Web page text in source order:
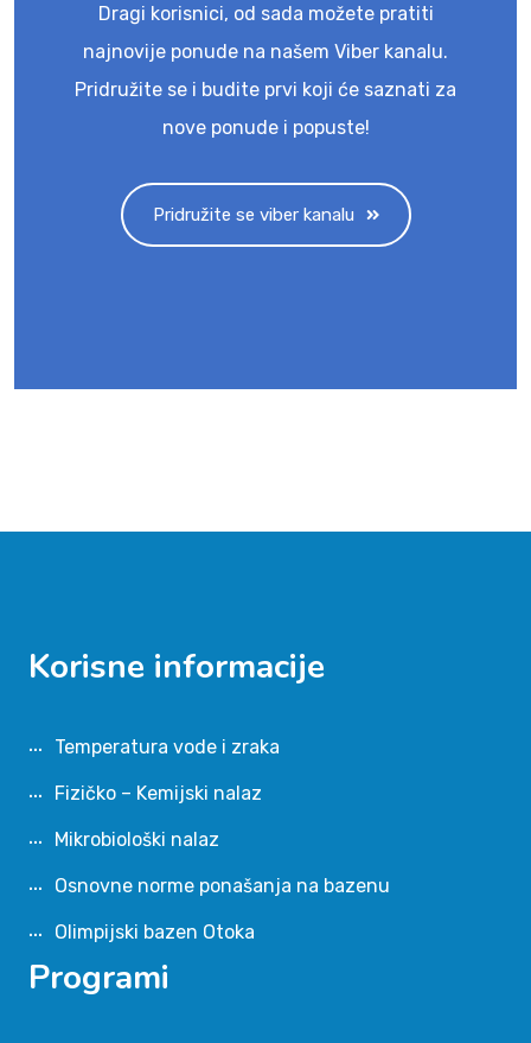
Dragi korisnici, od sada možete pratiti
najnovije ponude na našem Viber kanalu.
Pridružite se i budite prvi koji će saznati za
nove ponude i popuste!
Pridružite se viber kanalu
Korisne informacije
Temperatura vode i zraka
Fizičko – Kemijski nalaz
Mikrobiološki nalaz
Osnovne norme ponašanja na bazenu
Olimpijski bazen Otoka
Programi